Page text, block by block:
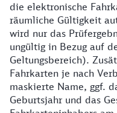
die elektronische
räumliche Gültigkeit
wird nur das
ungültig in Bezug auf
Geltungsbereich).
Fahrkarten je nach
maskierte Name, ggf.
Geburtsjahr und das